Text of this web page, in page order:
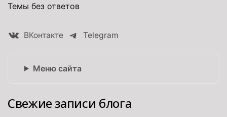
Темы без ответов
ВКонтакте Telegram
Меню сайта
Свежие записи блога